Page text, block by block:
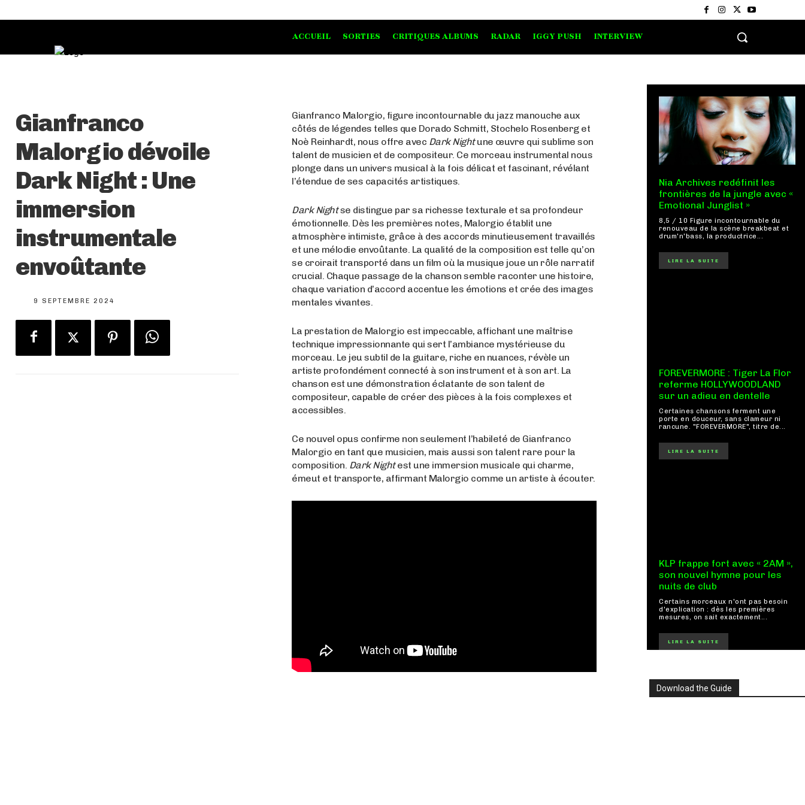
ACCUEIL SORTIES CRITIQUES ALBUMS RADAR IGGY PUSH INTERVIEW
Gianfranco
Malorgio dévoile
Dark Night : Une
immersion
instrumentale
envoûtante
9 SEPTEMBRE 2024
Gianfranco Malorgio, figure incontournable du jazz manouche aux
côtés de légendes telles que Dorado Schmitt, Stochelo Rosenberg et
Noè Reinhardt, nous offre avec Dark Nightune œuvre qui sublime son
talent de musicien et de compositeur. Ce morceau instrumental nous
plonge dans un univers musical à la fois délicat et fascinant, révélant
l’étendue de ses capacités artistiques.
Dark Nightse distingue par sa richesse texturale et sa profondeur
émotionnelle. Dès les premières notes, Malorgio établit une
atmosphère intimiste, grâce à des accords minutieusement travaillés
et une mélodie envoûtante. La qualité de la composition est telle qu’on
se croirait transporté dans un film où la musique joue un rôle narratif
crucial. Chaque passage de la chanson semble raconter une histoire,
chaque variation d’accord accentue les émotions et crée des images
mentales vivantes.
La prestation de Malorgio est impeccable, affichant une maîtrise
technique impressionnante qui sert l’ambiance mystérieuse du
morceau. Le jeu subtil de la guitare, riche en nuances, révèle un
artiste profondément connecté à son instrument et à son art. La
chanson est une démonstration éclatante de son talent de
compositeur, capable de créer des pièces à la fois complexes et
accessibles.
Ce nouvel opus confirme non seulement l’habileté de Gianfranco
Malorgio en tant que musicien, mais aussi son talent rare pour la
composition. Dark Nightest une immersion musicale qui charme,
émeut et transporte, affirmant Malorgio comme un artiste à écouter.
Nia Archives redéfinit les
frontières de la jungle avec «
Emotional Junglist »
8,5 / 10 Figure incontournable du
renouveau de la scène breakbeat et
drum'n'bass, la productrice...
LIRE LA SUITE
FOREVERMORE : Tiger La Flor
referme HOLLYWOODLAND
sur un adieu en dentelle
Certaines chansons ferment une
porte en douceur, sans clameur ni
rancune. "FOREVERMORE", titre de...
LIRE LA SUITE
KLP frappe fort avec « 2AM »,
son nouvel hymne pour les
nuits de club
Certains morceaux n'ont pas besoin
d'explication : dès les premières
mesures, on sait exactement...
LIRE LA SUITE
Download the Guide